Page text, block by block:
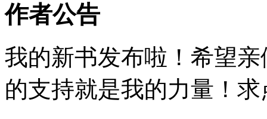
作者公告
我的新书发布啦！希望
的支持就是我的力量！